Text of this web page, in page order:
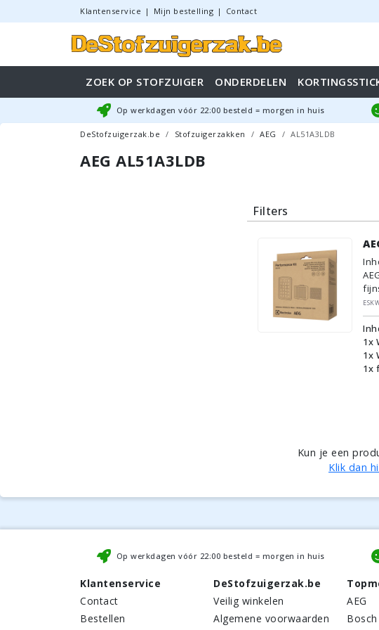
Klantenservice | Mijn bestelling | Contact
ZOEK OP STOFZUIGER ONDERDELEN
Op werkdagen vóór 22:00 besteld = morgen in huis
DeStofzuigerzak.be Stofzuigerzakken AEG AL51A3LDB
AEG AL51A3LDB
Filters
1x
1x
1x
Kun je een
Klik dan
Op werkdagen vóór 22:00 besteld = morgen in huis
Klantenservice
Contact
Bestellen
DeStofzuigerzak.be
Veilig winkelen
Algemene voorwaarden
AEG
Bosch